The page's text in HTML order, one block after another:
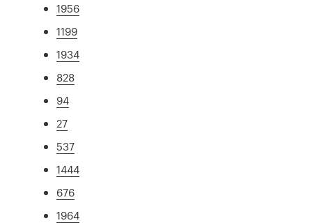
1956
1199
1934
828
94
27
537
1444
676
1964